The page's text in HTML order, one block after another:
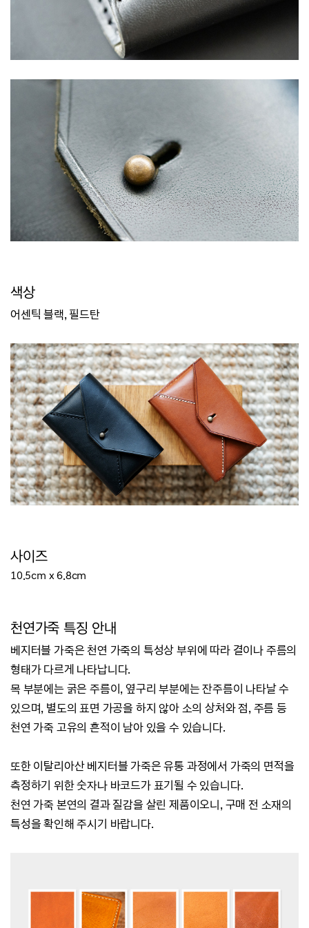
색상
어센틱 블랙, 필드탄
사이즈
10.5cm x 6.8cm
천연가죽 특징 안내
베지터블 가죽은 천연 가죽의 특성상 부위에 따라 결이나 주름의
형태가 다르게 나타납니다.
목 부분에는 굵은 주름이, 옆구리 부분에는 잔주름이 나타날 수
있으며, 별도의 표면 가공을 하지 않아 소의 상처와 점, 주름 등
천연 가죽 고유의 흔적이 남아 있을 수 있습니다.
또한 이탈리아산 베지터블 가죽은 유통 과정에서 가죽의 면적을
측정하기 위한 숫자나 바코드가 표기될 수 있습니다.
천연 가죽 본연의 결과 질감을 살린 제품이오니, 구매 전 소재의
특성을 확인해 주시기 바랍니다.